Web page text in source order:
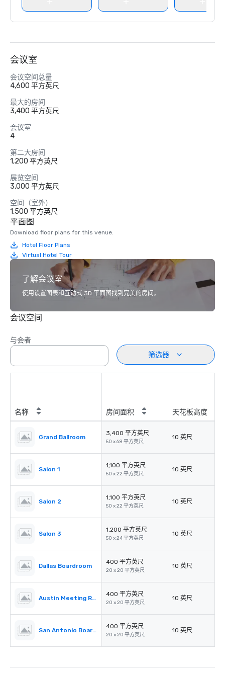
会议室
会议空间总量
4,600 平方英尺
最大的房间
3,400 平方英尺
会议室
4
第二大房间
1,200 平方英尺
展览空间
3,000 平方英尺
空间（室外）
1,500 平方英尺
平面图
Download floor plans for this venue.
Hotel Floor Plans
Virtual Hotel Tour
了解会议室
使用设置图表和互动式 3D 平面图找到完美的房间。
会议空间
与会者
筛选器
名称 房间面积 天花板高度
Grand Ballroom
3,400 平方英尺
50 x 68 平方英尺
10 英尺
Salon 1
1,100 平方英尺
50 x 22 平方英尺
10 英尺
Salon 2
1,100 平方英尺
50 x 22 平方英尺
10 英尺
Salon 3
1,200 平方英尺
50 x 24 平方英尺
10 英尺
Dallas Boardroom
400 平方英尺
20 x 20 平方英尺
10 英尺
Austin Meeting Room
400 平方英尺
20 x 20 平方英尺
10 英尺
San Antonio Boardroom
400 平方英尺
20 x 20 平方英尺
10 英尺